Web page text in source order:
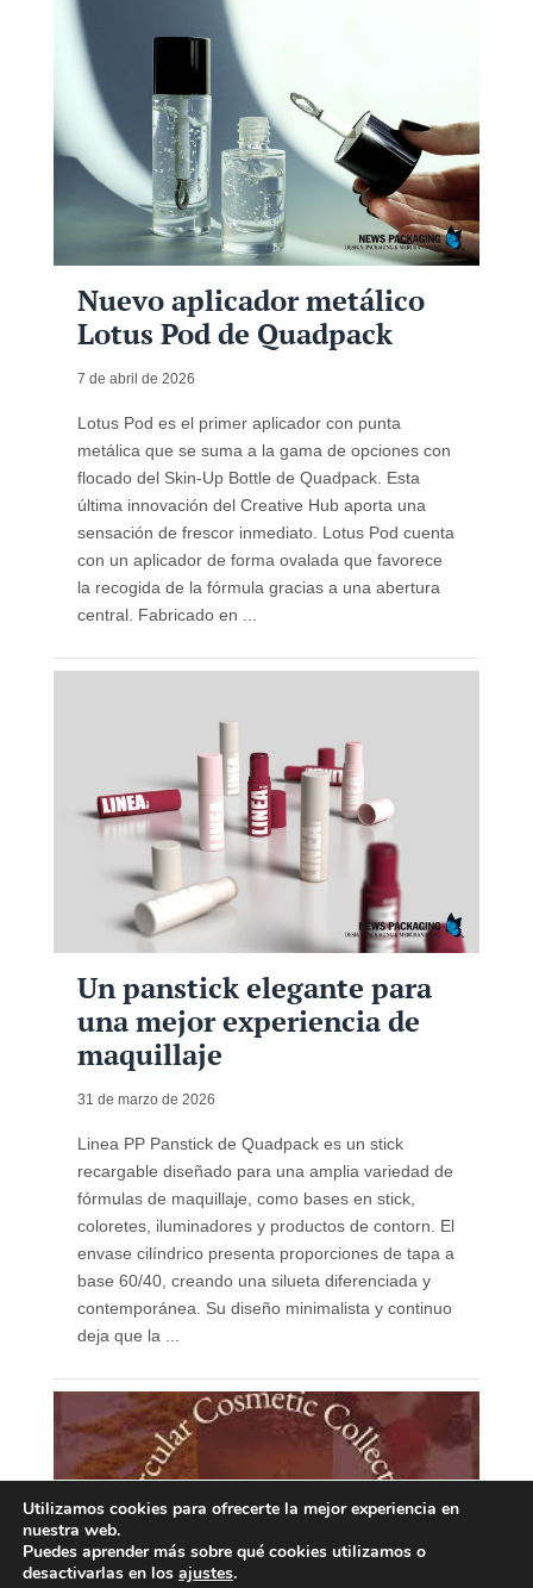
Nuevo aplicador metálico
Lotus Pod de Quadpack
7 de abril de 2026
Lotus Pod es el primer aplicador con punta
metálica que se suma a la gama de opciones con
flocado del Skin-Up Bottle de Quadpack. Esta
última innovación del Creative Hub aporta una
sensación de frescor inmediato. Lotus Pod cuenta
con un aplicador de forma ovalada que favorece
la recogida de la fórmula gracias a una abertura
central. Fabricado en ...
Un panstick elegante para
una mejor experiencia de
maquillaje
31 de marzo de 2026
Linea PP Panstick de Quadpack es un stick
recargable diseñado para una amplia variedad de
fórmulas de maquillaje, como bases en stick,
coloretes, iluminadores y productos de contorn. El
envase cilíndrico presenta proporciones de tapa a
base 60/40, creando una silueta diferenciada y
contemporánea. Su diseño minimalista y continuo
deja que la ...
Utilizamos cookies para ofrecerte la mejor experiencia en
nuestra web.
Puedes aprender más sobre qué cookies utilizamos o
desactivarlas en los ajustes.